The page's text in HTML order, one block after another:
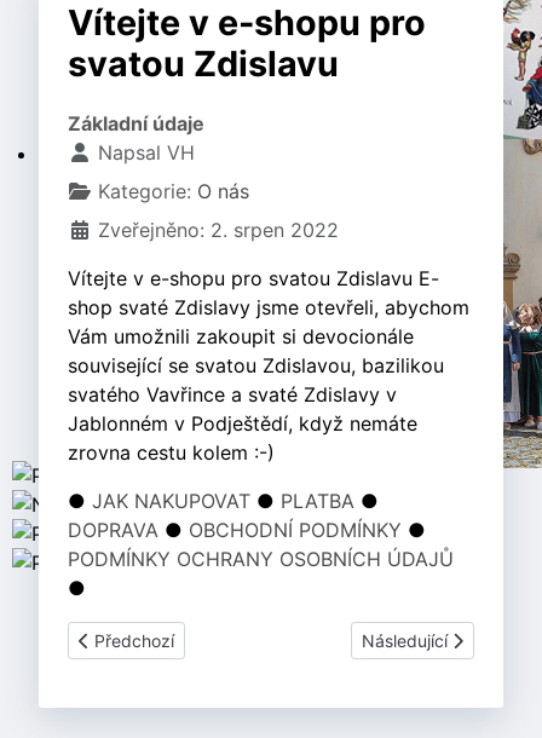
Vítejte v e-shopu pro
svatou Zdislavu
Základní údaje
Napsal VH
Kategorie: O nás
Zveřejněno: 2. srpen 2022
Vítejte v e-shopu pro svatou Zdislavu E-
shop svaté Zdislavy jsme otevřeli, abychom
Vám umožnili zakoupit si devocionále
související se svatou Zdislavou, bazilikou
svatého Vavřince a svaté Zdislavy v
Jablonném v Podještědí, když nemáte
zrovna cestu kolem :-)
● JAK NAKUPOVAT ● PLATBA ●
DOPRAVA ● OBCHODNÍ PODMÍNKY ●
PODMÍNKY OCHRANY OSOBNÍCH ÚDAJŮ
●
Předchozí článek: Jak nakupovat
Předchozí Další článek: Doprava
Následující